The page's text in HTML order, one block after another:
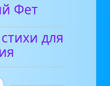
Фет
для